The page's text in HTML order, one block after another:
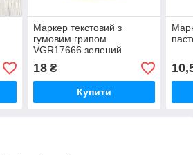
Маркер текстовий з
гумовим.грипом
VGR17666 зелений
18₴
Купити